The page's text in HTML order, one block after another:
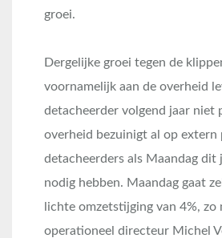
groei.
Dergelijke groei tegen de
voornamelijk aan de overheid
detacheerder volgend jaar niet
overheid bezuinigt al op extern
detacheerders als Maandag dit
nodig hebben. Maandag gaat
lichte omzetstijging van 4%, zo
operationeel directeur Michel